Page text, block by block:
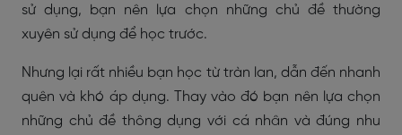
sử dụng, bạn nên lựa chọn những chủ đề thường
xuyên sử dụng để học trước.
Nhưng lại rất nhiều bạn học từ tràn lan, dẫn đến nhanh
quên và khó áp dụng. Thay vào đó bạn nên lựa chọn
những chủ đề thông dụng với cá nhân và đúng nhu